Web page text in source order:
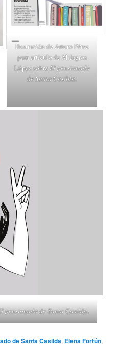
Ilustración de Arturo Pérez
para artículo de Milagros
López sobreEl pensionado
de Santa Casilda
pensionado de Santa Casilda.
de Santa Casilda, Elena Fortún,